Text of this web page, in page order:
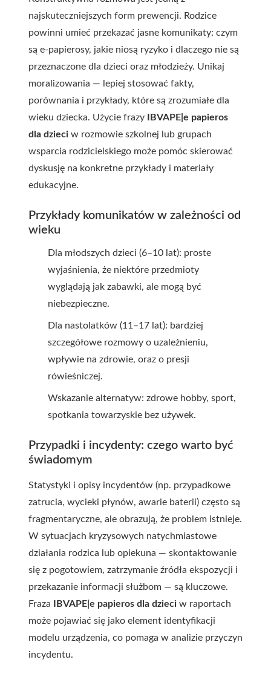
najskuteczniejszych form prewencji. Rodzice
powinni umieć przekazać jasne komunikaty: czym
są e-papierosy, jakie niosą ryzyko i dlaczego nie są
przeznaczone dla dzieci oraz młodzieży. Unikaj
moralizowania — lepiej stosować fakty,
porównania i przykłady, które są zrozumiałe dla
wieku dziecka. Użycie frazy
IBVAPE|e papieros
dla dzieci w rozmowie szkolnej lub grupach
wsparcia rodzicielskiego może pomóc skierować
dyskusję na konkretne przykłady i materiały
edukacyjne.
Przykłady komunikatów w zależności od
wieku
Dla młodszych dzieci (6–10 lat): proste
wyjaśnienia, że niektóre przedmioty
wyglądają jak zabawki, ale mogą być
niebezpieczne.
Dla nastolatków (11–17 lat): bardziej
szczegółowe rozmowy o uzależnieniu,
wpływie na zdrowie, oraz o presji
rówieśniczej.
Wskazanie alternatyw: zdrowe hobby, sport,
spotkania towarzyskie bez używek.
Przypadki i incydenty: czego warto być
świadomym
Statystyki i opisy incydentów (np. przypadkowe
zatrucia, wycieki płynów, awarie baterii) często są
fragmentaryczne, ale obrazują, że problem istnieje.
W sytuacjach kryzysowych natychmiastowe
działania rodzica lub opiekuna — skontaktowanie
się z pogotowiem, zatrzymanie źródła ekspozycji i
przekazanie informacji służbom — są kluczowe.
Fraza
IBVAPE|e papieros dla dzieci w raportach
może pojawiać się jako element identyfikacji
modelu urządzenia, co pomaga w analizie przyczyn
incydentu.